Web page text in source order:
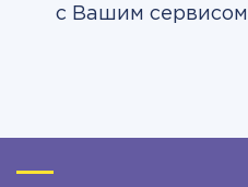
с Вашим сервисом